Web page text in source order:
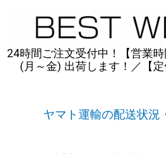
24時間ご注文受付中！【営業
(月～金) 出荷します！／【
ヤマト運輸の配送状況